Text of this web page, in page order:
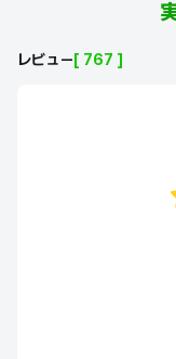
レビュー [ 767 ]